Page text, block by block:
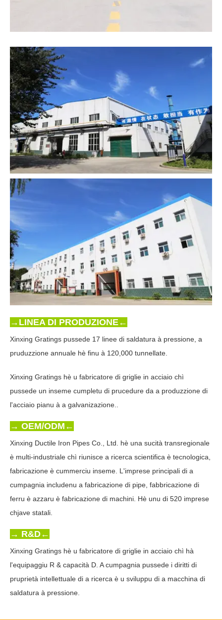
→ LINEA DI PRODUZIONE←
Xinxing Gratings pussede 17 linee di saldatura à pressione, a
pruduzzione annuale hè finu à 120,000 tunnellate.
Xinxing Gratings hè u fabricatore di griglie in acciaio chì
pussede un inseme cumpletu di prucedure da a produzzione di
l'acciaio pianu à a galvanizazione..
→ OEM/ODM←
Xinxing Ductile Iron Pipes Co., Ltd. hè una sucità transregionale
è multi-industriale chì riunisce a ricerca scientifica è tecnologica,
fabricazione è cummerciu inseme. L'imprese principali di a
cumpagnia includenu a fabricazione di pipe, fabbricazione di
ferru è azzaru è fabricazione di machini. Hè unu di 520 imprese
chjave statali.
→ R&D←
Xinxing Gratings hè u fabricatore di griglie in acciaio chì hà
l'equipaggiu R & capacità D. A cumpagnia pussede i diritti di
pruprietà intellettuale di a ricerca è u sviluppu di a macchina di
saldatura à pressione.